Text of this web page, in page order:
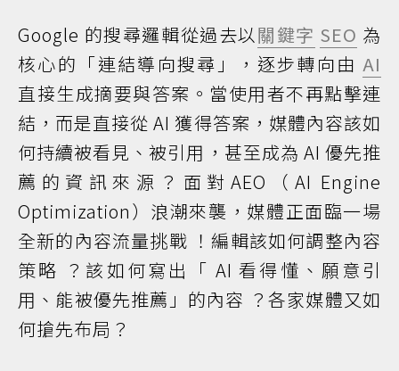
Google 的搜尋邏輯從過去以關鍵字 SEO 為
核心的「連結導向搜尋」，逐步轉向由 AI
直接生成摘要與答案。當使用者不再點擊連
結，而是直接從 AI 獲得答案，媒體內容該如
何持續被看見、被引用，甚至成為 AI 優先推
薦的資訊來源？面對AEO（AI Engine
Optimization）浪潮來襲，媒體正面臨一場
全新的內容流量挑戰 ！編輯該如何調整內容
策略 ？該如何寫出「 AI 看得懂、願意引
用、能被優先推薦」的內容 ？各家媒體又如
何搶先布局？